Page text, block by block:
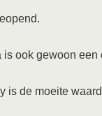
is ook gewoon een
is de moeite